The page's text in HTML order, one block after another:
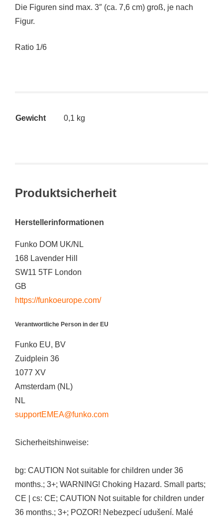
Die Figuren sind max. 3″ (ca. 7,6 cm) groß, je nach
Figur.
Ratio 1/6
Gewicht 0,1 kg
Produktsicherheit
Herstellerinformationen
Funko DOM UK/NL
168 Lavender Hill
SW11 5TF London
GB
https://funkoeurope.com/
Verantwortliche Person in der EU
Funko EU, BV
Zuidplein 36
1077 XV
Amsterdam (NL)
NL
supportEMEA@funko.com
Sicherheitshinweise:
bg: CAUTION Not suitable for children under 36
months.; 3+; WARNING! Choking Hazard. Small parts;
CE | cs: CE; CAUTION Not suitable for children under
36 months.; 3+; POZOR! Nebezpecí udušení. Malé